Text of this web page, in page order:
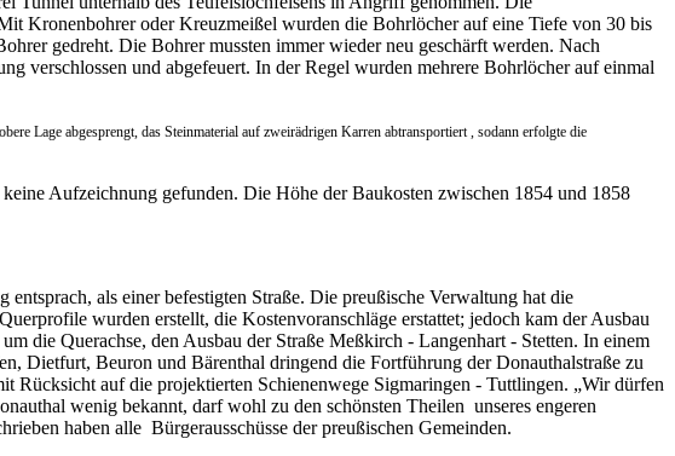
Kronenbohrer oder Kreuzmeißel wurden die Bohrlöcher auf eine Tiefe von 30 bis
gedreht. Die Bohrer mussten immer wieder neu geschärft werden. Nach
verschlossen und abgefeuert. In der Regel wurden mehrere Bohrlöcher auf einmal
Lage abgesprengt, das Steinmaterial auf zweirädrigen Karren abtransportiert , sodann erfolgte die
Aufzeichnung gefunden. Die Höhe der Baukosten zwischen 1854 und 1858
als einer befestigten Straße. Die preußische Verwaltung hat die
wurden erstellt, die Kostenvoranschläge erstattet; jedoch kam der Ausbau
die Querachse, den Ausbau der Straße Meßkirch - Langenhart - Stetten. In einem
Dietfurt, Beuron und Bärenthal dringend die Fortführung der Donauthalstraße zu
Rücksicht auf die projektierten Schienenwege Sigmaringen - Tuttlingen. „Wir dürfen
wenig bekannt, darf wohl zu den schönsten Theilen unseres engeren
haben alle Bürgerausschüsse der preußischen Gemeinden.